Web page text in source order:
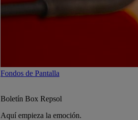
Fondos de Pantalla
Boletín Box Repsol
Aquí empieza la emoción.